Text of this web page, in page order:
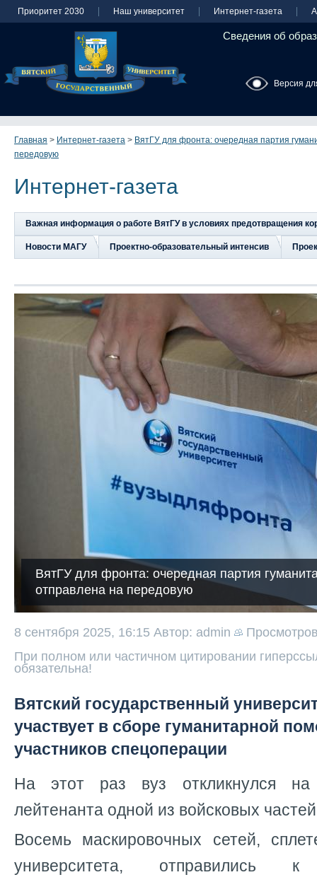
Приоритет 2030 Наш университет Интернет-газета
Сведения об
Версия
Главная > Интернет-газета > ВятГУ для фронта: очередная партия
передовую
Интернет-газета
Важная информация о работе ВятГУ в условиях предотвращения
Новости МАГУ Проектно-образовательный интенсив
ВятГУ для фронта: очередная партия
отправлена на передовую
8 сентября 2025, 16:15 Автор: admin
При полном или частичном цитировании
обязательна!
Вятский государственный
участвует в сборе гуманитарной
участников спецоперации
На этот раз вуз откликнулся на
лейтенанта одной из войсковых
Восемь маскировочных сетей,
университета, отправились к